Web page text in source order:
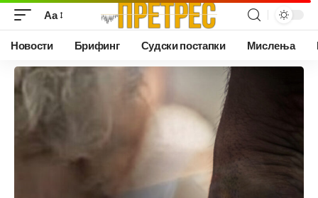
Аа
Новости Брифинг Судски постапки Мислења